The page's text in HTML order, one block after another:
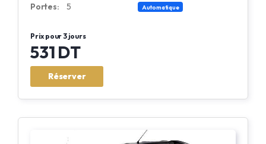
Portes:
5 Automatique
Prix pour 3 jours
531 DT
Réserver